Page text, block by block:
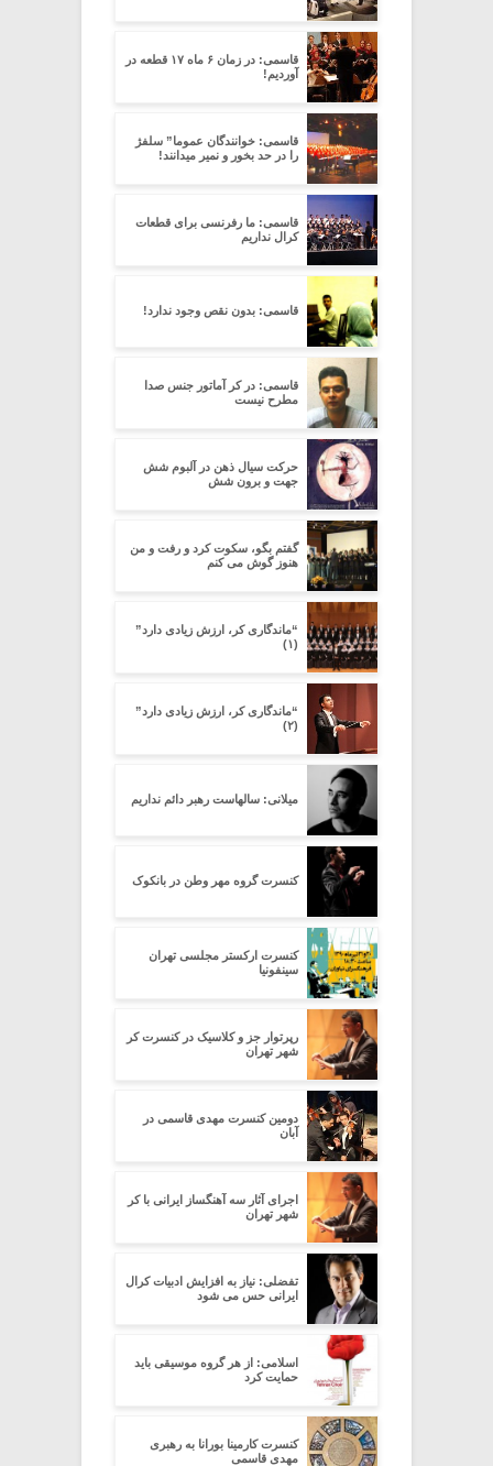
قاسمی: در زمان ۶ ماه ۱۷ قطعه در
آوردیم!
قاسمی: خوانندگان عموما” سلفژ
را در حد بخور و نمیر میدانند!
قاسمی: ما رفرنسی برای قطعات
کرال نداریم
قاسمی: بدون نقص وجود ندارد!
قاسمی: در کر آماتور جنس صدا
مطرح نیست
حرکت سیال ذهن در آلبوم شش
جهت و برون شش
گفتم بگو، سکوت کرد و رفت و من
هنوز گوش می کنم
“ماندگاری کر، ارزش زیادی دارد”
(۱)
“ماندگاری کر، ارزش زیادی دارد”
(۲)
میلانی: سالهاست رهبر دائم نداریم
کنسرت گروه مهر وطن در بانکوک
کنسرت ارکستر مجلسی تهران
سینفونیا
رپرتوار جز و کلاسیک در کنسرت کر
شهر تهران
دومین کنسرت مهدی قاسمی در
آبان
اجرای آثار سه آهنگساز ایرانی با کر
شهر تهران
تفضلی: نیاز به افزایش ادبیات کرال
ایرانی حس می شود
اسلامی: از هر گروه موسیقی باید
حمایت کرد
کنسرت کارمینا بورانا به رهبری
مهدی قاسمی